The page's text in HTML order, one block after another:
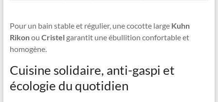
Pour un bain stable et régulier, une cocotte large Kuhn
Rikonou Cristelgarantit une ébullition confortable et
homogène.
Cuisine solidaire, anti-gaspi et
écologie du quotidien